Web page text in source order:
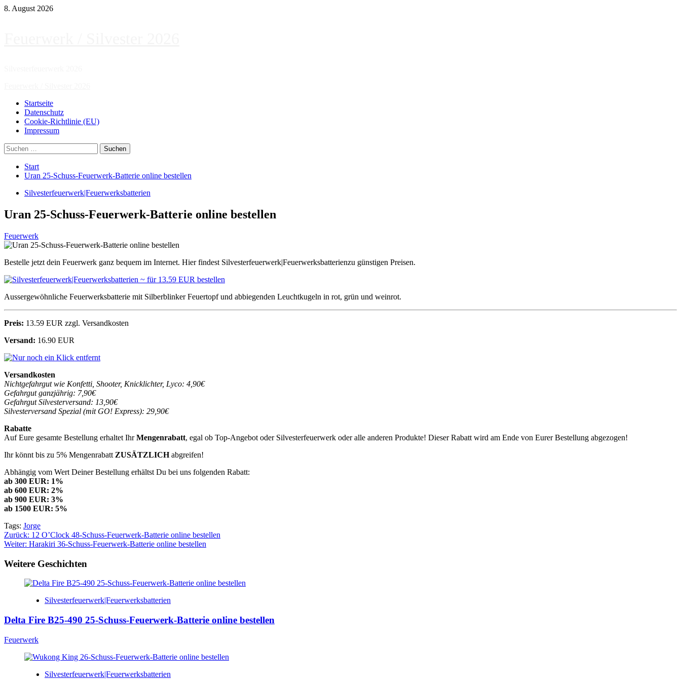
Zum
8. August 2026
Startseite
Datenschutz
Cookie-Richtlinie (EU)
Impressum
Suchen
nach:
Start
Uran 25-Schuss-Feuerwerk-Batterie online bestellen
Silvesterfeuerwerk|Feuerwerksbatterien
Uran 25-Schuss-Feuerwerk-Batterie online bestellen
Feuerwerk
Bestelle jetzt dein Feuerwerk ganz bequem im Internet. Hier findest Silvesterfeuerwerk|Feuerwerksbatterienzu günstigen Preisen.
Aussergewöhnliche Feuerwerksbatterie mit Silberblinker Feuertopf und abbiegenden Leuchtkugeln in rot, grün und weinrot.
Preis: 13.59 EUR zzgl. Versandkosten
Versand: 16.90 EUR
Versandkosten
Nichtgefahrgut wie Konfetti, Shooter, Knicklichter, Lyco: 4,90€
Gefahrgut ganzjährig: 7,90€
Gefahrgut Silvesterversand: 13,90€
Silvesterversand Spezial (mit GO! Express): 29,90€
Rabatte
Auf Eure gesamte Bestellung erhaltet IhrMengenrabatt, egal ob Top-Angebot oder Silvesterfeuerwerk oder alle anderen Produkte! Dieser Rabatt wird am Ende von Eurer Bestellung abgezogen!
Ihr könnt bis zu 5% Mengenrabatt ZUSÄTZLICHabgreifen!
Abhängig vom Wert Deiner Bestellung erhältst Du bei uns folgenden Rabatt:
ab 300 EUR: 1%
ab 600 EUR: 2%
ab 900 EUR: 3%
ab 1500 EUR: 5%
Tags: Jorge
Beitragsnavigation
Zurück: 12 O’Clock 48-Schuss-Feuerwerk-Batterie online bestellen
Weiter: Harakiri 36-Schuss-Feuerwerk-Batterie online bestellen
Weitere Geschichten
Silvesterfeuerwerk|Feuerwerksbatterien
Delta Fire B25-490 25-Schuss-Feuerwerk-Batterie online bestellen
Feuerwerk
Silvesterfeuerwerk|Feuerwerksbatterien